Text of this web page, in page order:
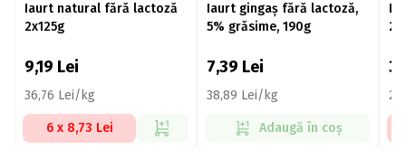
Iaurt natural fără lactoză
2x125g
9,19 Lei
36,76 Lei/kg
6 x 8,73 Lei
Iaurt gingaș fără lactoză,
5% grăsime, 190g
7,39 Lei
38,89 Lei/kg
Adaugă în coș